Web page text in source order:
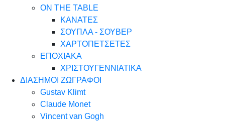
ON THE TABLE
ΚΑΝΑΤΕΣ
ΣΟΥΠΛΑ - ΣΟΥΒΕΡ
ΧΑΡΤΟΠΕΤΣΕΤΕΣ
ΕΠΟΧΙΑΚΑ
ΧΡΙΣΤΟΥΓΕΝΝΙΑΤΙΚΑ
ΔΙΑΣΗΜΟΙ ΖΩΓΡΑΦΟΙ
Gustav Klimt
Claude Monet
Vincent van Gogh